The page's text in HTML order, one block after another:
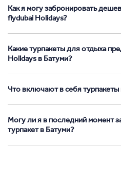
Как я могу забронировать
flydubai Holidays?
Какие турпакеты для отдыха
Holidays в Батуми?
Что включают в себя турпакеты
Могу ли я в последний момент
турпакет в Батуми?